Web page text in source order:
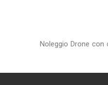
Noleggio Drone con